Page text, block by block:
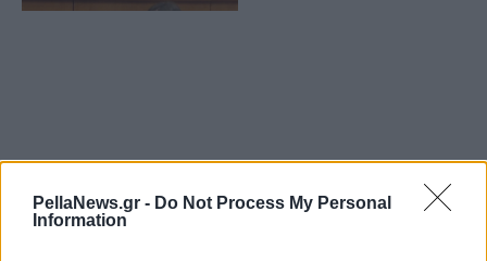
PellaNews.gr - Do Not Process My Personal
Information